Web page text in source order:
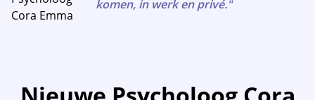
komen, in werk en privé."